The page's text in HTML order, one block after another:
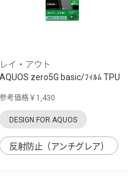
レイ・アウト
AQUOS zero5G basic/ﾌｨﾙﾑ TPU
参考価格￥1,430
DESIGN FOR AQUOS
反射防止（アンチグレア）